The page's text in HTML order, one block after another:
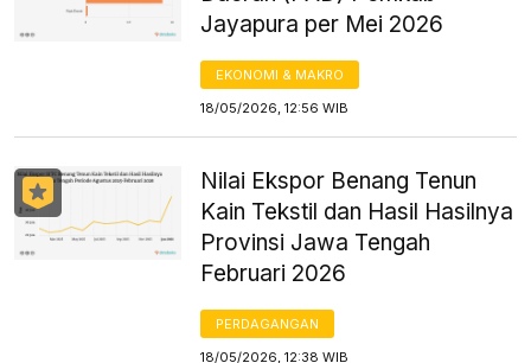
Jayapura per Mei 2026
EKONOMI & MAKRO
18/05/2026, 12:56 WIB
Nilai Ekspor Benang Tenun
Kain Tekstil dan Hasil Hasilnya
Provinsi Jawa Tengah
Februari 2026
PERDAGANGAN
18/05/2026, 12:38 WIB